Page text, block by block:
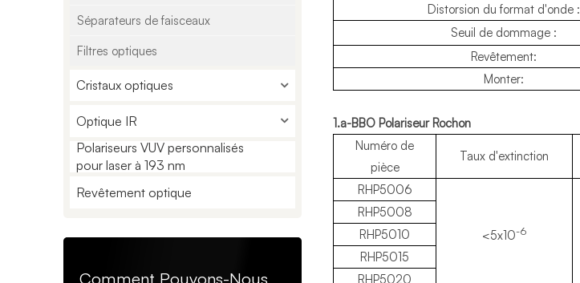
Séparateurs de faisceaux
Filtres optiques
Cristaux optiques
Optique IR
Polariseurs VUV personnalisés
pour laser à 193 nm
Revêtement optique
Comment Pouvons-Nous
Distorsion du format d'onde :
Seuil de dommage :
Revêtement:
Monter:
1.a-BBO Polariseur Rochon
Numéro de
pièce
Taux d'extinction
RHP5006
<5x10-6
RHP5008
RHP5010
RHP5015
RHP5020